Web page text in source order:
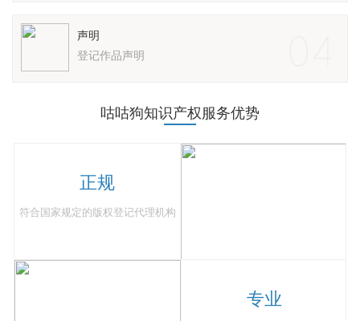
声明
登记作品声明
咕咕狗知识产权服务优势
正规
符合国家规定的版权登记代理机构
专业